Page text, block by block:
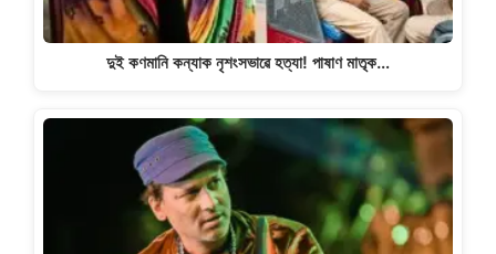
দুই কণমানি কন্যাক নৃশংসভাৱে হত্যা! পাষাণ মাতৃক…